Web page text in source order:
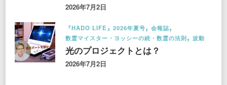
2026年7月2日
『HADO LIFE』2026年夏号
会報誌
数霊マイスター・ヨッシーの続・数霊の法則
波動
光のプロジェクトとは？
2026年7月2日